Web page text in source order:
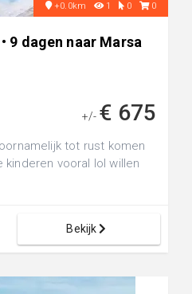
+0.0km 1 0 0
9 dagen naar Marsa
+/- € 675
tot rust komen
kinderen vooral lol willen
Bekijk